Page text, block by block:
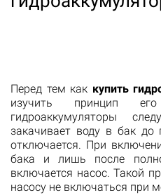
Перед тем как купить
изучить принцип
гидроаккумуляторы
закачивает воду в бак до
отключается. При
бака и лишь после
включается насос. Такой
насосу не включаться при